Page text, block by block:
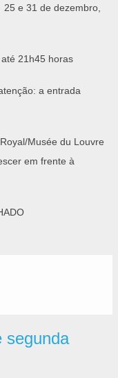
e 31 de dezembro,
21h45 horas
a entrada
Musée du Louvre
em frente à
segunda